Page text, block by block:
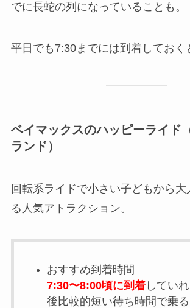
でに長蛇の列になっていることも。
平日でも7:30までには到着しておく
ベイマックスのハッピーライド
ランド）
回転系ライドで小さい子どもから大
る人気アトラクション。
おすすめ到着時間
7:30〜8:00頃に到着してい
後比較的短い待ち時間で乗